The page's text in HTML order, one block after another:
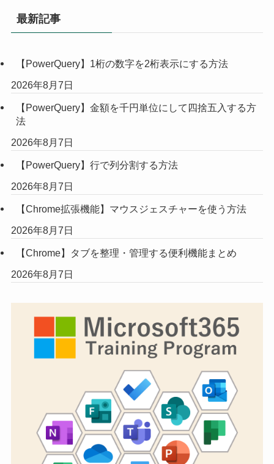
最新記事
【PowerQuery】1桁の数字を2桁表示にする方法
2026年8月7日
【PowerQuery】金額を千円単位にして四捨五入する方
法
2026年8月7日
【PowerQuery】行で列分割する方法
2026年8月7日
【Chrome拡張機能】マウスジェスチャーを使う方法
2026年8月7日
【Chrome】タブを整理・管理する便利機能まとめ
2026年8月7日